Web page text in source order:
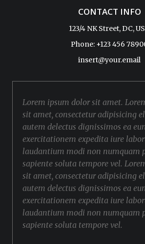
CONTACT INFO
123/4 NK Street, DC,
Phone: +123 456
insert@your.email
Lorem ipsum dolor sit amet.
sit amet, consectetur adipisicing
autem delectus dignissimos ea
exercitationem expedita iure
laudantium modi non numquam
sapiente soluta tempore vel.
sit amet, consectetur adipisicing
autem delectus dignissimos ea
exercitationem expedita iure
laudantium modi non numquam
sapiente soluta tempore vel.